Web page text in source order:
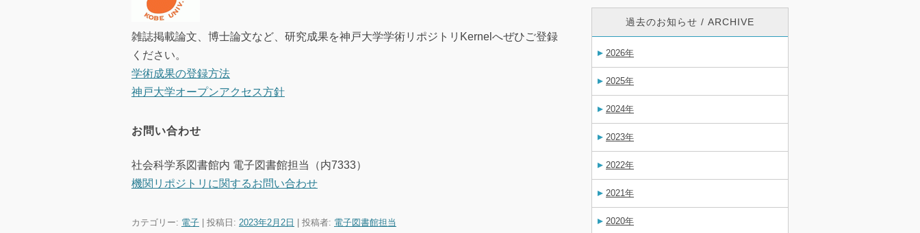
雑誌掲載論文、博士論文など、研究成果を神戸大学学術リポジトリKernelへぜひご登録
ください。
学術成果の登録方法
神戸大学オープンアクセス方針
お問い合わせ
社会科学系図書館内 電子図書館担当（内7333）
機関リポジトリに関するお問い合わせ
カテゴリー: 電子 | 投稿日: 2023年2月2日 投稿者: 電子図書館担当
過去のお知らせ / ARCHIVE
2026年
2025年
2024年
2023年
2022年
2021年
2020年